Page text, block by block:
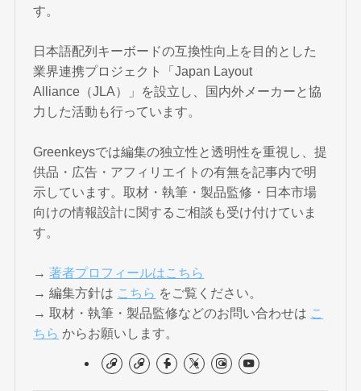
す。
日本語配列キーボードの互換性向上を目的とした
業界連携プロジェクト「Japan Layout
Alliance（JLA）」を設立し、国内外メーカーと協
力した活動も行っています。
Greenkeysでは編集の独立性と透明性を重視し、提
供品・広告・アフィリエイトの有無を記事内で明
示しています。取材・執筆・製品監修・日本市場
向けの情報設計に関するご相談も受け付けていま
す。
→著者プロフィールはこちら
→ 編集方針は こちら をご覧ください。
→ 取材・執筆・製品監修などのお問い合わせは こ
ちら からお願いします。